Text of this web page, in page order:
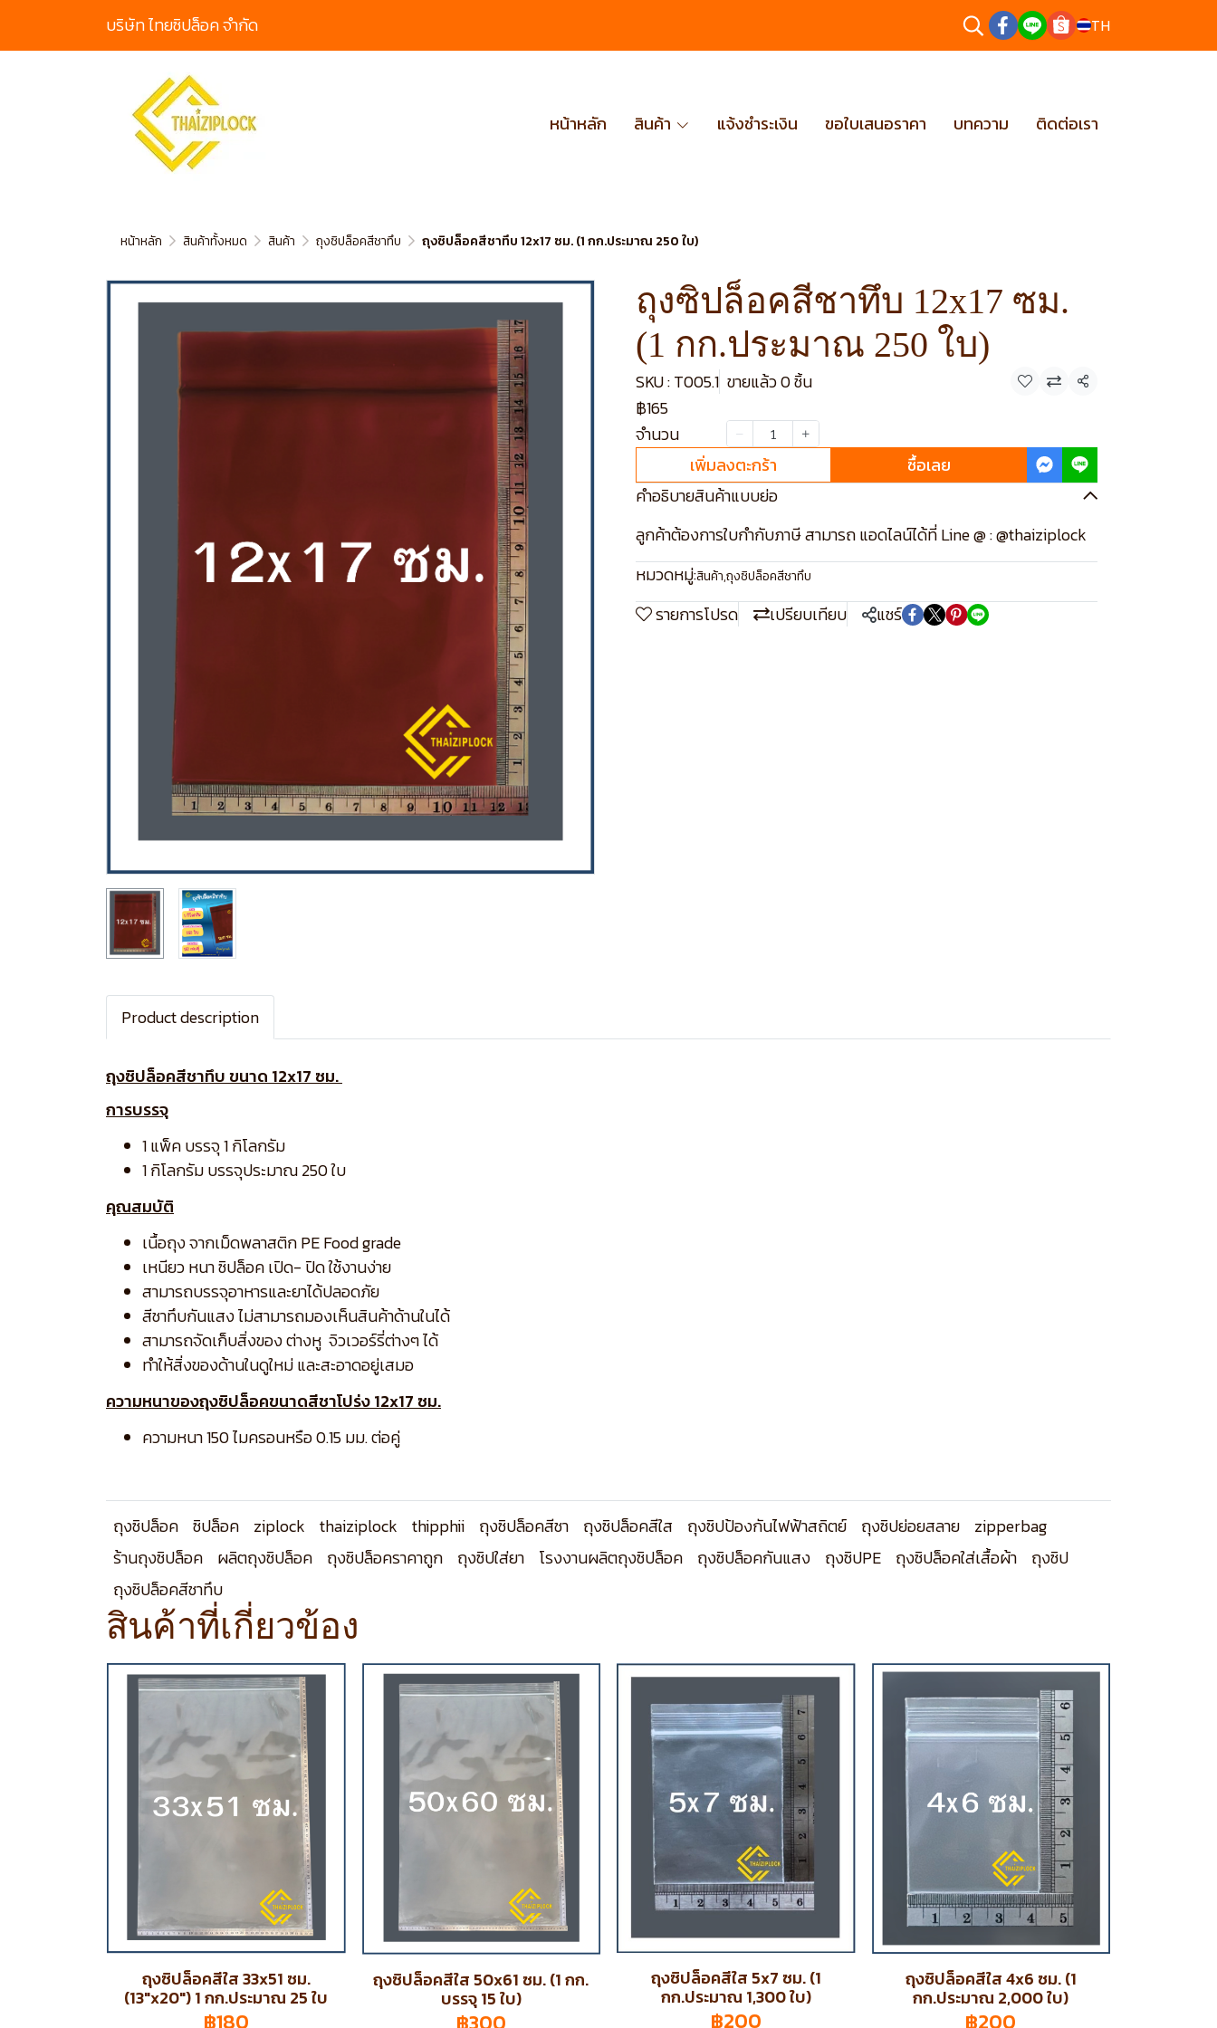
บริษัท ไทยซิปล็อค จํากัด TH
หน้าหลัก สินค้า แจ้งชำระเงิน ขอใบเสนอราคา บทความ ติดต่อเรา
หน้าหลัก สินค้าทั้งหมด สินค้า ถุงซิปล็อคสีชาทึบ ถุงซิปล็อคสีชาทึบ 12x17 ซม. (1 กก.ประมาณ 250 ใบ)
ถุงซิปล็อคสีชาทึบ 12x17 ซม.
(1 กก.ประมาณ 250 ใบ)
SKU : T005.1 ขายแล้ว 0 ชิ้น แชร์
฿165
จำนวน
เพิ่มลงตะกร้า
ซื้อเลย
คำอธิบายสินค้าแบบย่อ
ลูกค้าต้องการใบกำกับภาษี สามารถ แอดไลน์ได้ที่ Line @ : @thaiziplock
หมวดหมู่:สินค้า,ถุงซิปล็อคสีชาทึบ
รายการโปรด เปรียบเทียบ แชร์
Product description
ถุงซิปล็อคสีชาทึบ ขนาด 12x17 ซม.
การบรรจุ
1 แพ็ค บรรจุ 1 กิโลกรัม
1 กิโลกรัม บรรจุประมาณ 250 ใบ
คุณสมบัติ
เนื้อถุง จากเม็ดพลาสติก PE Food grade
เหนียว หนา ซิปล็อค เปิด- ปิด ใช้งานง่าย
สามารถบรรจุอาหารและยาได้ปลอดภัย
สีชาทึบกันแสง ไม่สามารถมองเห็นสินค้าด้านในได้
สามารถจัดเก็บสิ่งของ ต่างหู จิวเวอร์รี่ต่างๆ ได้
ทำให้สิ่งของด้านในดูใหม่ และสะอาดอยู่เสมอ
ความหนาของถุงซิปล็อคขนาดสีชาโปร่ง 12x17 ซม.
ความหนา 150 ไมครอนหรือ 0.15 มม. ต่อคู่
ถุงซิปล็อค ซิปล็อค ziplock thaiziplock thipphii ถุงซิปล็อคสีชา ถุงซิปล็อคสีใส ถุงซิปป้องกันไฟฟ้าสถิตย์ ถุงซิปย่อยสลาย
zipperbag
ร้านถุงซิปล็อค
ผลิตถุงซิปล็อค ถุงซิปล็อคราคาถูก ถุงซิปใส่ยา โรงงานผลิตถุงซิปล็อค ถุงซิปล็อคกันแสง ถุงซิปPE ถุงซิปล็อคใส่เสื้อผ้า
ถุงซิป
ถุงซิปล็อคสีชาทึบ
สินค้าที่เกี่ยวข้อง
ถุงซิปล็อคสีใส 33x51 ซม.
(13"x20") 1 กก.ประมาณ 25 ใบ
ถุงซิปล็อคสีใส 50x61 ซม. (1 กก.
บรรจุ 15 ใบ)
ถุงซิปล็อคสีใส 5x7 ซม. (1
กก.ประมาณ 1,300 ใบ)
฿200
ถุงซิปล็อคสีใส 4x6 ซม. (1
กก.ประมาณ 2,000 ใบ)